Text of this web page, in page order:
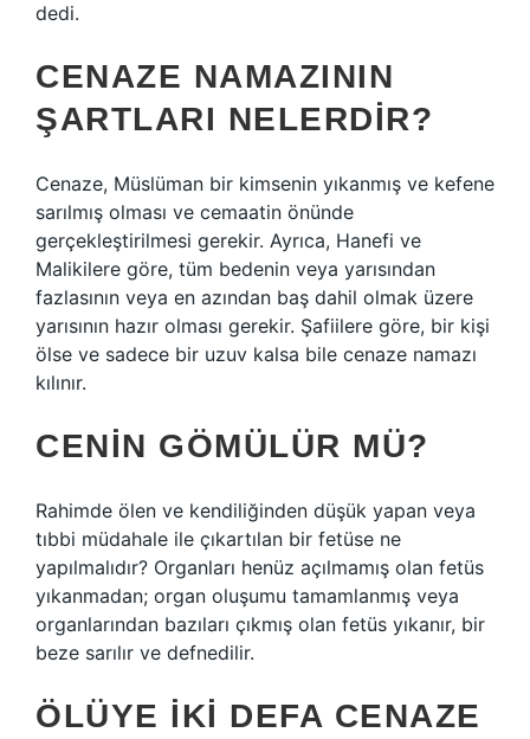
dedi.
CENAZE NAMAZININ
ŞARTLARI NELERDIR?
Cenaze, Müslüman bir kimsenin yıkanmış ve kefene
sarılmış olması ve cemaatin önünde
gerçekleştirilmesi gerekir. Ayrıca, Hanefi ve
Malikilere göre, tüm bedenin veya yarısından
fazlasının veya en azından baş dahil olmak üzere
yarısının hazır olması gerekir. Şafiilere göre, bir kişi
ölse ve sadece bir uzuv kalsa bile cenaze namazı
kılınır.
CENIN GÖMÜLÜR MÜ?
Rahimde ölen ve kendiliğinden düşük yapan veya
tıbbi müdahale ile çıkartılan bir fetüse ne
yapılmalıdır? Organları henüz açılmamış olan fetüs
yıkanmadan; organ oluşumu tamamlanmış veya
organlarından bazıları çıkmış olan fetüs yıkanır, bir
beze sarılır ve defnedilir.
ÖLÜYE IKI DEFA CENAZE